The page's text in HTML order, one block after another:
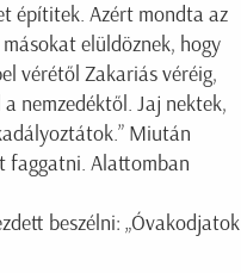
építitek. Azért mondta az
elüldöznek, hogy
vérétől Zakariás véréig,
nemzedéktől. Jaj nektek,
Miután
faggatni. Alattomban
beszélni: „Óvakodjatok